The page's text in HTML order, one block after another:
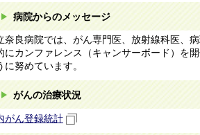
病院からのメッセージ
奈良病院では、がん専門医、放射線科医、
にカンファレンス（キャンサーボード）を
に努めています。
がんの治療状況
がん登録統計